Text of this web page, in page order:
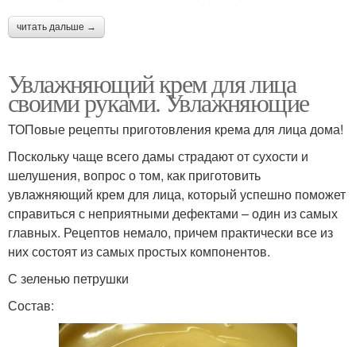
читать дальше →
Увлажняющий крем для лица
своими руками. Увлажняющие
ТОПовые рецепты приготовления крема для лица дома!
Поскольку чаще всего дамы страдают от сухости и
шелушения, вопрос о том, как приготовить
увлажняющий крем для лица, который успешно поможет
справиться с неприятными дефектами – один из самых
главных. Рецептов немало, причем практически все из
них состоят из самых простых компонентов.
С зеленью петрушки
Состав: